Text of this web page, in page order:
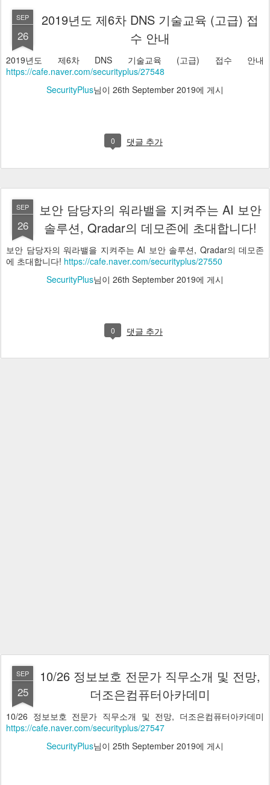
SEP
26
2019년도 제6차 DNS 기술교육 (고급) 접
수 안내
2019년도 제6차 DNS 기술교육 (고급) 접수 안내
https://cafe.naver.com/securityplus/27548
SecurityPlus님이 26th September 2019에 게시
0 댓글 추가
SEP
26
보안 담당자의 워라밸을 지켜주는 AI 보안
솔루션, Qradar의 데모존에 초대합니다!
보안 담당자의 워라밸을 지켜주는 AI 보안 솔루션, Qradar의 데모존
에 초대합니다! https://cafe.naver.com/securityplus/27550
SecurityPlus님이 26th September 2019에 게시
0 댓글 추가
SEP
25
10/26 정보보호 전문가 직무소개 및 전망,
더조은컴퓨터아카데미
10/26 정보보호 전문가 직무소개 및 전망, 더조은컴퓨터아카데미
https://cafe.naver.com/securityplus/27547
SecurityPlus님이 25th September 2019에 게시